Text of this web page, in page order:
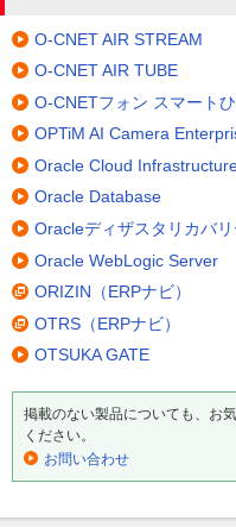
O-CNET AIR STREAM
O-CNET AIR TUBE
O-CNETフォン スマート
OPTiM AI Camera
Oracle Cloud
Oracle Database
Oracleディザスタリカバ
Oracle WebLogic Server
ORIZIN（ERPナビ）
OTRS（ERPナビ）
OTSUKA GATE
掲載のない製品についても、お
ください。
お問い合わせ